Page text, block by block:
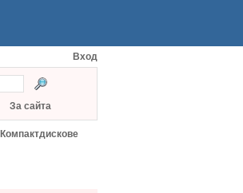
Вход
За сайта
Компактдискове